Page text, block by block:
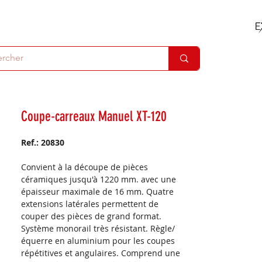
Coupe-carreaux Manuel XT-120
Ref.: 20830
Convient à la découpe de pièces
céramiques jusqu'à 1220 mm. avec une
épaisseur maximale de 16 mm. Quatre
extensions latérales permettent de
couper des pièces de grand format.
Système monorail très résistant. Règle/
équerre en aluminium pour les coupes
répétitives et angulaires. Comprend une